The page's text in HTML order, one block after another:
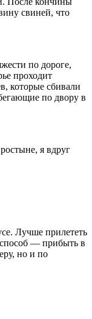
свиней, что
по дороге,
проходит
которые сбивали
по двору в
я вдруг
Лучше прилететь
— прибыть в
но и по